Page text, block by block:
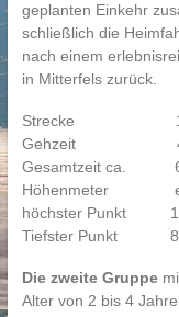
geplanten Einkehr
schließlich die
nach einem
in Mitterfels zurück.
Strecke
Gehzeit 4 1/
Gesamtzeit ca. 6
Höhenmeter
höchster Punkt
Tiefster Punkt
Die zweite Gruppe
Alter von 2 bis 4